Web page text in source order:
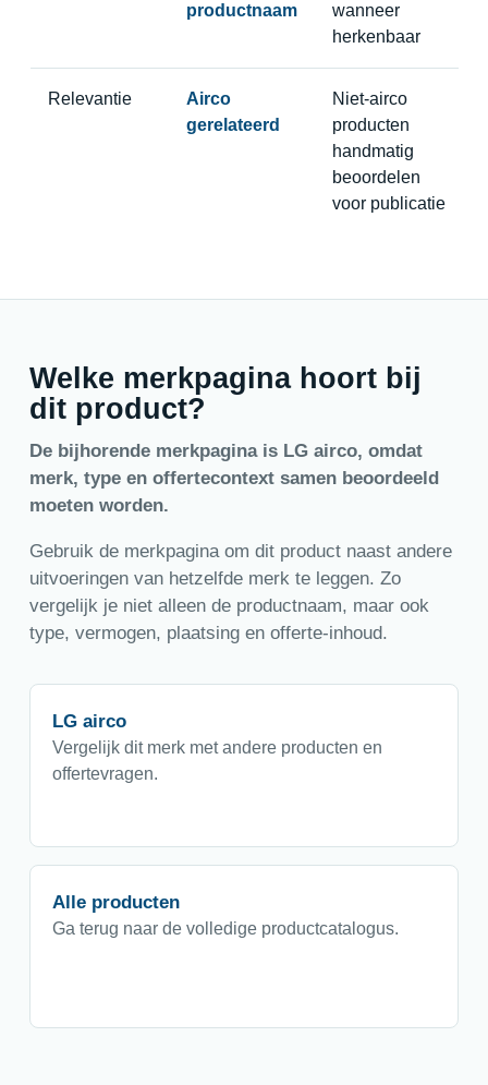
productnaam
wanneer
herkenbaar
Relevantie
Airco
gerelateerd
Niet-airco
producten
handmatig
beoordelen
voor publicatie
Welke merkpagina hoort bij
dit product?
De bijhorende merkpagina is LG airco, omdat
merk, type en offertecontext samen beoordeeld
moeten worden.
Gebruik de merkpagina om dit product naast andere
uitvoeringen van hetzelfde merk te leggen. Zo
vergelijk je niet alleen de productnaam, maar ook
type, vermogen, plaatsing en offerte-inhoud.
LG airco
Vergelijk dit merk met andere producten en
offertevragen.
Alle producten
Ga terug naar de volledige productcatalogus.